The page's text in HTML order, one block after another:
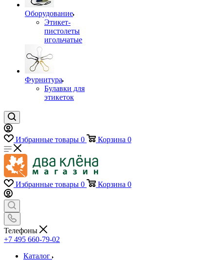
Оборудование
Этикет-
пистолеты
игольчатые
Фурнитура
Булавки для
этикеток
Избранные товары 0 Корзина 0
Избранные товары 0 Корзина 0
Телефоны
+7 495 660-79-02
Каталог